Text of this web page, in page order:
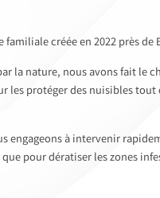
familiale créée en 2022 près de
la nature, nous avons fait le
les protéger des nuisibles
engageons à intervenir
pour dératiser les zones